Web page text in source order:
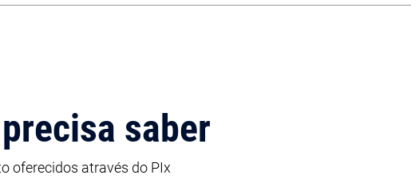
saber
oferecidos através do PIx